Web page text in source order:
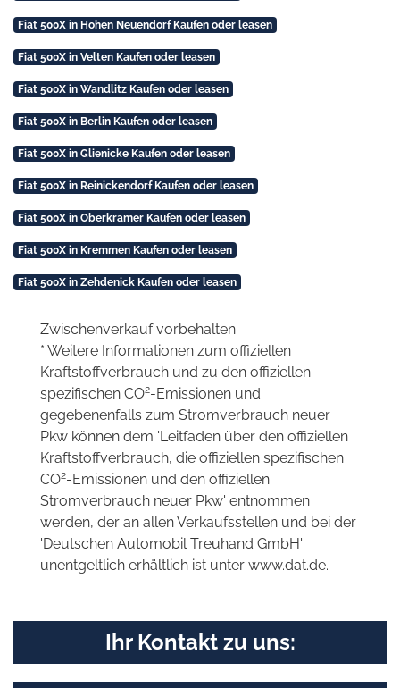
Fiat 500X in Hohen Neuendorf Kaufen oder leasen
Fiat 500X in Velten Kaufen oder leasen
Fiat 500X in Wandlitz Kaufen oder leasen
Fiat 500X in Berlin Kaufen oder leasen
Fiat 500X in Glienicke Kaufen oder leasen
Fiat 500X in Reinickendorf Kaufen oder leasen
Fiat 500X in Oberkrämer Kaufen oder leasen
Fiat 500X in Kremmen Kaufen oder leasen
Fiat 500X in Zehdenick Kaufen oder leasen
Zwischenverkauf vorbehalten.
* Weitere Informationen zum offiziellen
Kraftstoffverbrauch und zu den offiziellen
spezifischen CO2-Emissionen und
gegebenenfalls zum Stromverbrauch neuer
Pkw können dem 'Leitfaden über den offiziellen
Kraftstoffverbrauch, die offiziellen spezifischen
CO2-Emissionen und den offiziellen
Stromverbrauch neuer Pkw' entnommen
werden, der an allen Verkaufsstellen und bei der
'Deutschen Automobil Treuhand GmbH'
unentgeltlich erhältlich ist unter www.dat.de.
Ihr Kontakt zu uns: